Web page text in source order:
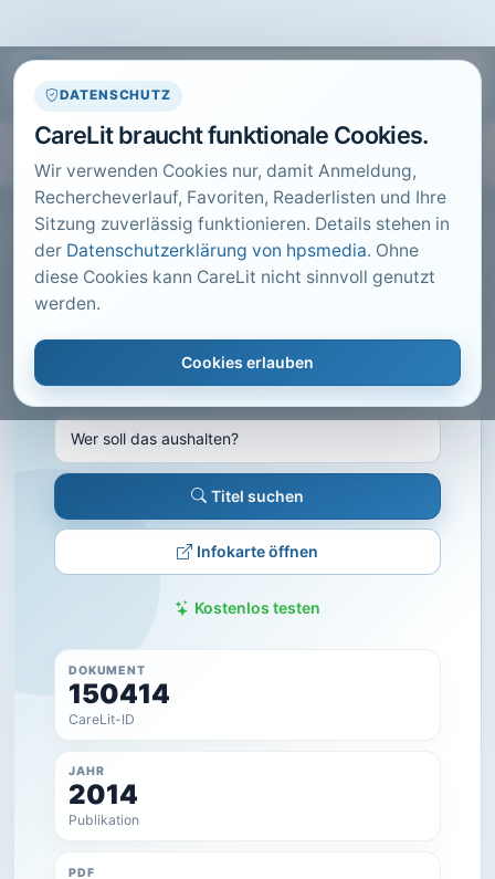
DATENSCHUTZ
CareLit braucht funktionale Cookies.
Wir verwenden Cookies nur, damit Anmeldung,
Rechercheverlauf, Favoriten, Readerlisten und Ihre
Sitzung zuverlässig funktionieren. Details stehen in
der Datenschutzerklärung von hpsmedia. Ohne
diese Cookies kann CareLit nicht sinnvoll genutzt
werden.
Cookies erlauben
CARELIT FACHARTIKEL
Wer soll das aushalten?
Demenzpflege im Blick, Stuttgart · 2014 · Heft 5 ·
S. 6
Titel suchen
Infokarte öffnen
Kostenlos testen
DOKUMENT
150414
CareLit-ID
JAHR
2014
Publikation
PDF